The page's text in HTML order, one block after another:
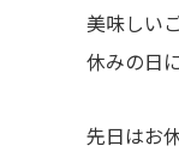
美味しい
休みの日
先日はお